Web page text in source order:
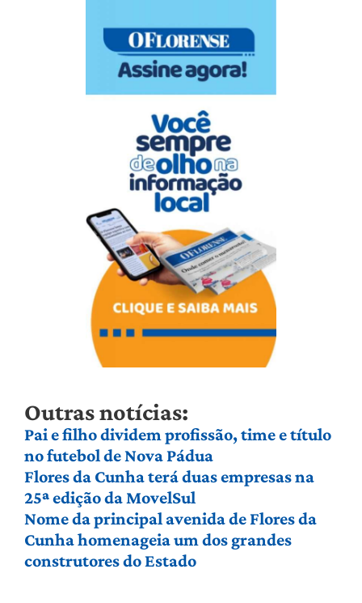
Outras notícias:
Pai e filho dividem profissão, time e título
no futebol de Nova Pádua
Flores da Cunha terá duas empresas na
25ª edição da MovelSul
Nome da principal avenida de Flores da
Cunha homenageia um dos grandes
construtores do Estado